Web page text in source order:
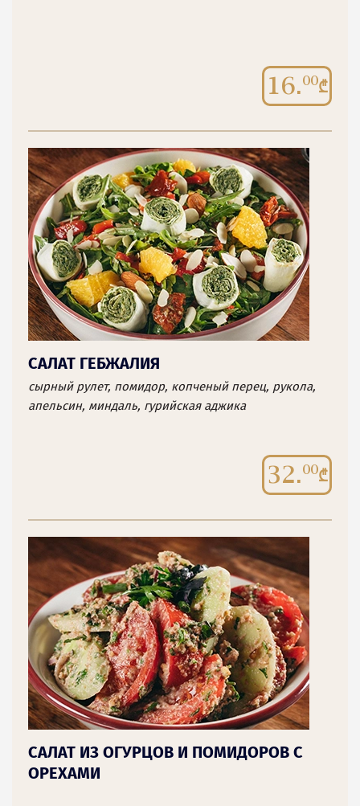
16.00
САЛАТ ГЕБЖАЛИЯ
сырный рулет, помидор, копченый перец, рукола,
апельсин, миндаль, гурийская аджика
32.00
САЛАТ ИЗ ОГУРЦОВ И ПОМИДОРОВ С
ОРЕХАМИ